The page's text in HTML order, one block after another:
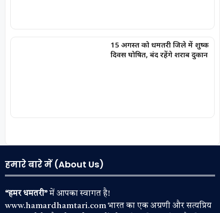
15 अगस्त को धमतरी जिले में शुष्क
दिवस घोषित, बंद रहेंगे शराब दुकान
हमारे बारे में (About Us)
“हमर धमतरी”में आपका स्वागत है!
www.hamardhamtari.com भारत का एक अग्रणी और सत्यप्रिय